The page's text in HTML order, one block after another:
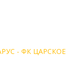
- ФК ЦАРСКОЕ